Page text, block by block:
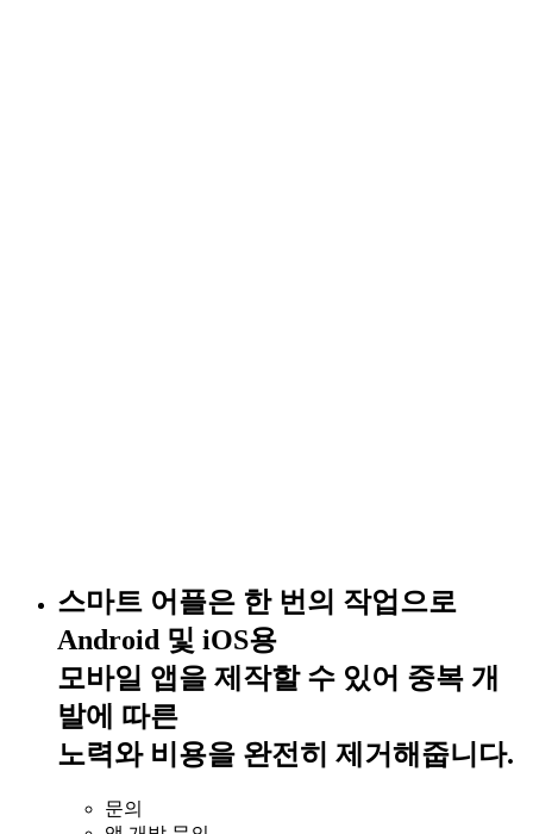
스마트 어플은 한 번의 작업으로
Android 및 iOS용
모바일 앱을 제작할 수 있어 중복 개
발에 따른
노력와 비용을 완전히 제거해줍니다.
문의